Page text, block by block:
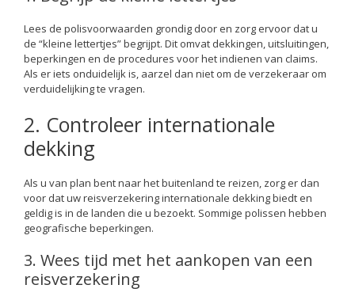
Lees de polisvoorwaarden grondig door en zorg ervoor dat u
de “kleine lettertjes” begrijpt. Dit omvat dekkingen, uitsluitingen,
beperkingen en de procedures voor het indienen van claims.
Als er iets onduidelijk is, aarzel dan niet om de verzekeraar om
verduidelijking te vragen.
2. Controleer internationale
dekking
Als u van plan bent naar het buitenland te reizen, zorg er dan
voor dat uw reisverzekering internationale dekking biedt en
geldig is in de landen die u bezoekt. Sommige polissen hebben
geografische beperkingen.
3. Wees tijd met het aankopen van een
reisverzekering